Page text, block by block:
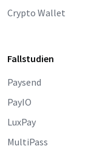
Crypto Wallet
Fallstudien
Paysend
PayIO
LuxPay
MultiPass